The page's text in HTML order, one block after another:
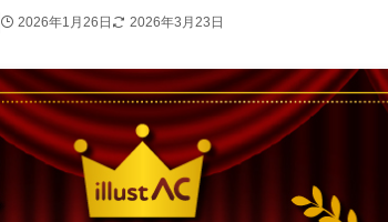
2026年1月26日 2026年3月23日